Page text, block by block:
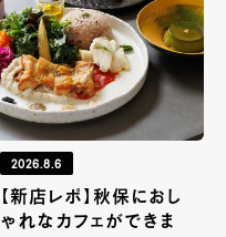
2026.8.6
【新店レポ】秋保におし
ゃれなカフェができま